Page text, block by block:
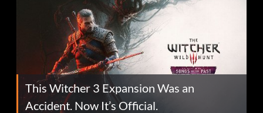
This Witcher 3 Expansion Was an
Accident. Now It’s Official.